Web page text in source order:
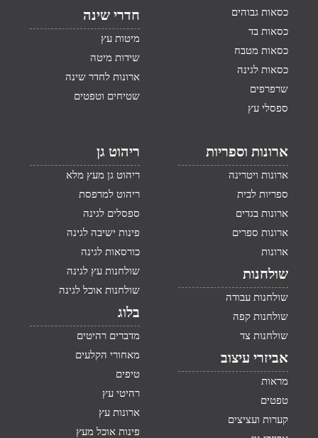
כסאות גבוהים
כסאות בד
כסאות מטבח
כסאות לגינה
שרפרפים
ספסלי עץ
חדרי שינה
מיטות עץ
שידות מיטה
ארונות לחדר שינה
שטיחים וטפטים
ארונות וספריות
ארונות ויטרינה
ספריות לבית
ארונות בגדים
ארונות ספרים
ארונות
שולחנות
שולחנות עבודה
שולחנות קפה
שולחנות צד
אביזרי עיצוב
מראות
טפטים
קערות ועציצים
ריהוט גן
ריהוט גן מעץ מלא
ריהוט למרפסת
ספסלים לגינה
פינות ישיבה לגינה
כורסאות לגינה
שולחנות עץ לגינה
שולחנות אוכל לגינה
בלוג
מדברים רהיטים
מאחורי הקלעים
טיפים
רהיטי עץ
ארונות עץ
פינות אוכל מעץ